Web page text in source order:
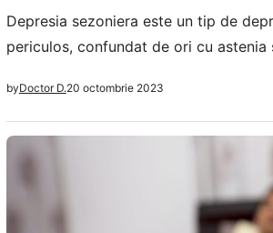
Depresia sezoniera este un tip de
periculos, confundat de ori cu astenia
Perioada in care incepe sa se
simptomele sunt dintre cele mai
lipsa de energie la lipsa interesului
byDoctor D.20 octombrie 2023